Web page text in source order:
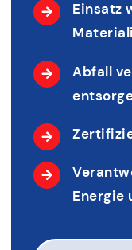
Einsatz
Abfall
Energie